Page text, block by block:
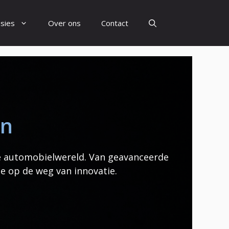
Over ons Contact
Van geavanceerde
op de weg van innovatie.